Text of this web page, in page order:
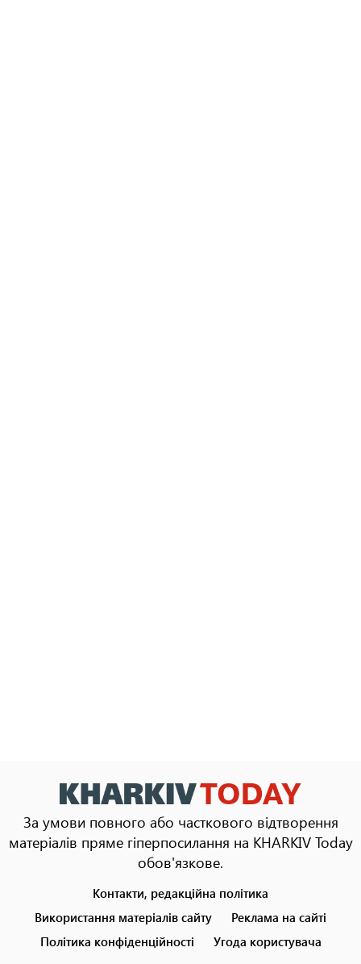
За умови повного або часткового відтворення
матеріалів пряме гіперпосилання на KHARKIV Today
обов'язкове.
menu
Контакти, редакційна політика
Використання матеріалів сайту
Реклама на сайті
Політика конфіденційності
Угода користувача